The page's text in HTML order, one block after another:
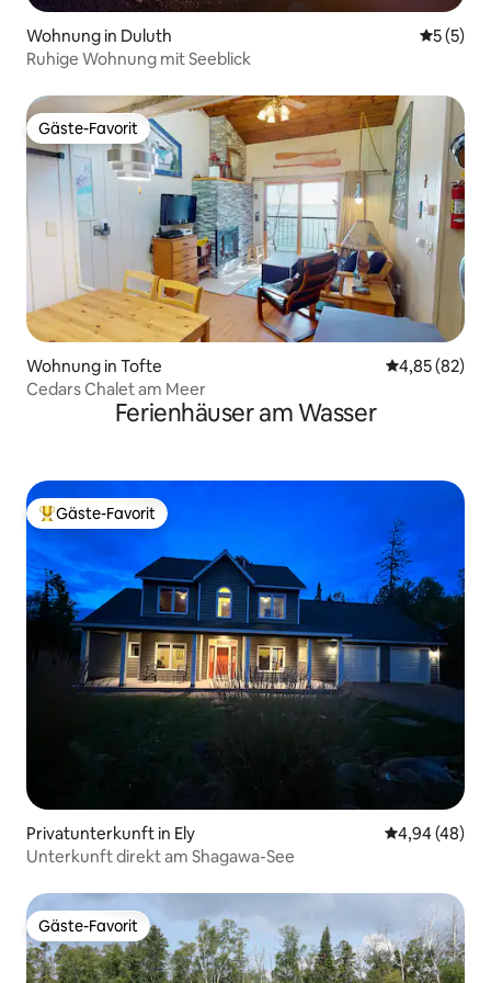
Wohnung in Duluth
5 (5)
Ruhige Wohnung mit Seeblick
Gäste-Favorit
Gäste-Favorit
Wohnung in Tofte
4,85 (82)
Cedars Chalet am Meer
Ferienhäuser am Wasser
Beliebter Gäste-Favorit.
Gäste-Favorit
Privatunterkunft in Ely
4,94 (48)
Unterkunft direkt am Shagawa-See
Gäste-Favorit
Gäste-Favorit